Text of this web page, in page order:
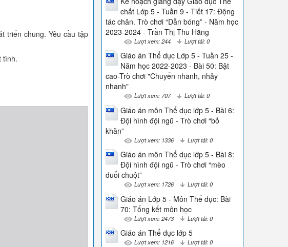
triển chung. Yêu cầu tập
tình.
chất Lớp 5 - Tuần 9 - Tiết 17: Động
tác chân. Trò chơi “Dẫn bóng” - Năm học
2023-2024 - Trần Thị Thu Hằng
Lượt xem: 244 Lượt tải: 0
Giáo án Thể dục Lớp 5 - Tuần 25 -
Năm học 2022-2023 - Bài 50: Bật
cao-Trò chơi "Chuyển nhanh, nhảy
nhanh"
Lượt xem: 707 Lượt tải: 0
Giáo án môn Thể dục lớp 5 - Bài 6:
Đội hình đội ngũ - Trò chơi “bỏ
khăn”
Lượt xem: 1336 Lượt tải: 0
Giáo án môn Thể dục lớp 5 - Bài 8:
Đội hình đội ngũ - Trò chơi “mèo
đuổi chuột”
Lượt xem: 1726 Lượt tải: 0
Giáo án Lớp 5 - Môn Thể dục: Bài
70: Tổng kết môn học
Lượt xem: 2473 Lượt tải: 0
Giáo án Thể dục lớp 5
Lượt xem: 1216 Lượt tải: 0